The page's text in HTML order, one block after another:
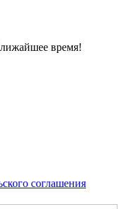
время!
соглашения